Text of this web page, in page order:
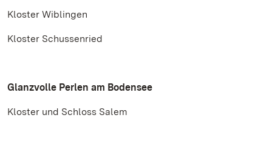
Kloster Wiblingen
Kloster Schussenried
Glanzvolle Perlen am Bodensee
Kloster und Schloss Salem